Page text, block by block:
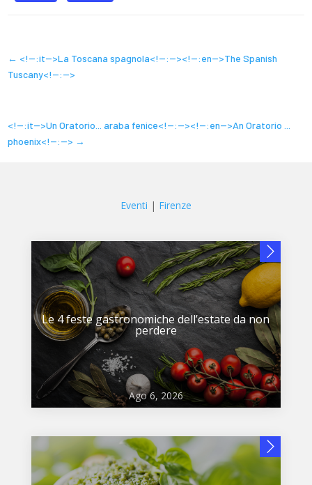
← <!--:it-->La Toscana spagnola<!--:--><!--:en-->The Spanish
Tuscany<!--:-->
<!--:it-->Un Oratorio... araba fenice<!--:--><!--:en-->An Oratorio ...
phoenix<!--:--> →
Eventi | Firenze
Le 4 feste gastronomiche dell’estate da non
perdere
Ago 6, 2026